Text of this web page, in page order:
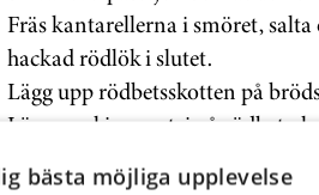
Fräs kantarellerna i smöret,
hackad rödlök i slutet.
Lägg upp rödbetsskotten på
Lägg en skiva pastej på
Garnera med några stån
bästa möjliga upplevelse